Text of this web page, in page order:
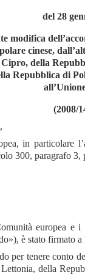
del 28
modifica
cinese,
della
Repubblica di
(2008/
in particolare
300, paragrafo 3,
europea e
è stato firmato
per tenere conto
della